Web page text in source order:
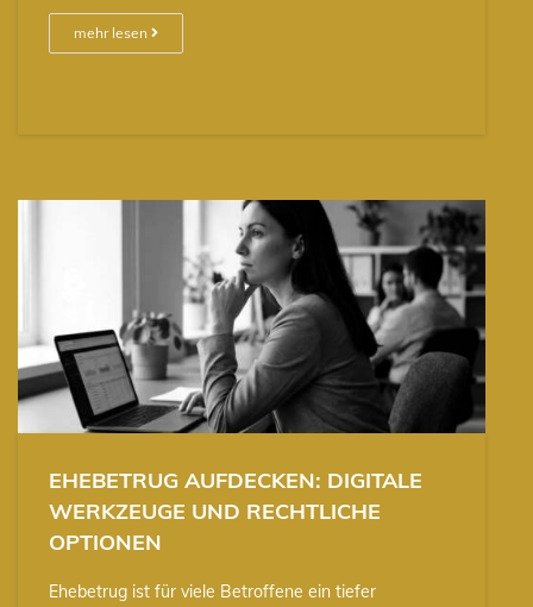
mehr lesen
EHEBETRUG AUFDECKEN: DIGITALE
WERKZEUGE UND RECHTLICHE
OPTIONEN
Ehebetrug ist für viele Betroffene ein tiefer